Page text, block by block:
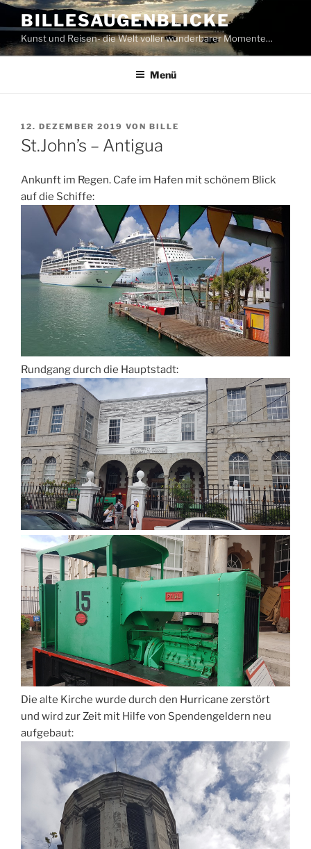
Zum
Inhalt
springen
BILLESAUGENBLICKE
Kunst und Reisen- die Welt voller wunderbarer Momente…
Menü
VERÖFFENTLICHT
AM
12. DEZEMBER 2019 VON BILLE
St.John’s – Antigua
Ankunft im Regen. Cafe im Hafen mit schönem Blick
auf die Schiffe:
Rundgang durch die Hauptstadt:
Die alte Kirche wurde durch den Hurricane zerstört
und wird zur Zeit mit Hilfe von Spendengeldern neu
aufgebaut: